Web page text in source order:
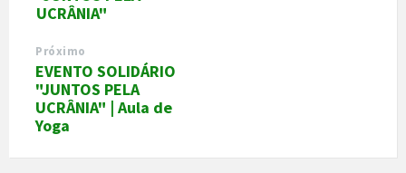
UCRÂNIA"
Próximo
EVENTO SOLIDÁRIO
"JUNTOS PELA
UCRÂNIA" | Aula de
Yoga